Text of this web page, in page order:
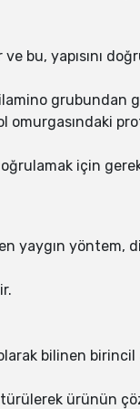
bu, yapısını
grubundan
omurgasındaki
için
yaygın yöntem,
bilinen birincil
ürünün